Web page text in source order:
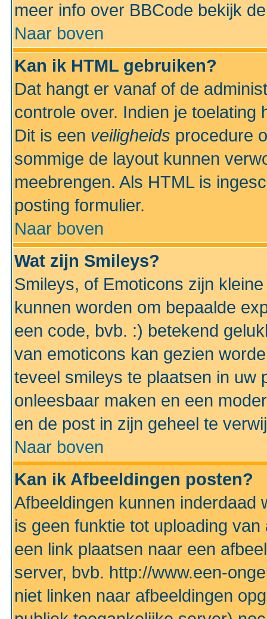
meer info over BBCode bekijk
Naar boven
Kan ik HTML gebruiken?
Dat hangt er vanaf of de
controle over. Indien je
Dit is een veiligheids procedure
sommige de layout kunnen
meebrengen. Als HTML is
posting formulier.
Naar boven
Wat zijn Smileys?
Smileys, of Emoticons zijn
kunnen worden om bepaalde
een code, bvb. :) betekend
van emoticons kan gezien
teveel smileys te plaatsen in uw
onleesbaar maken en een
en de post in zijn geheel te
Naar boven
Kan ik Afbeeldingen posten?
Afbeeldingen kunnen inderdaad
is geen funktie tot uploading
een link plaatsen naar een
server, bvb. http://www.een-
niet linken naar afbeeldingen